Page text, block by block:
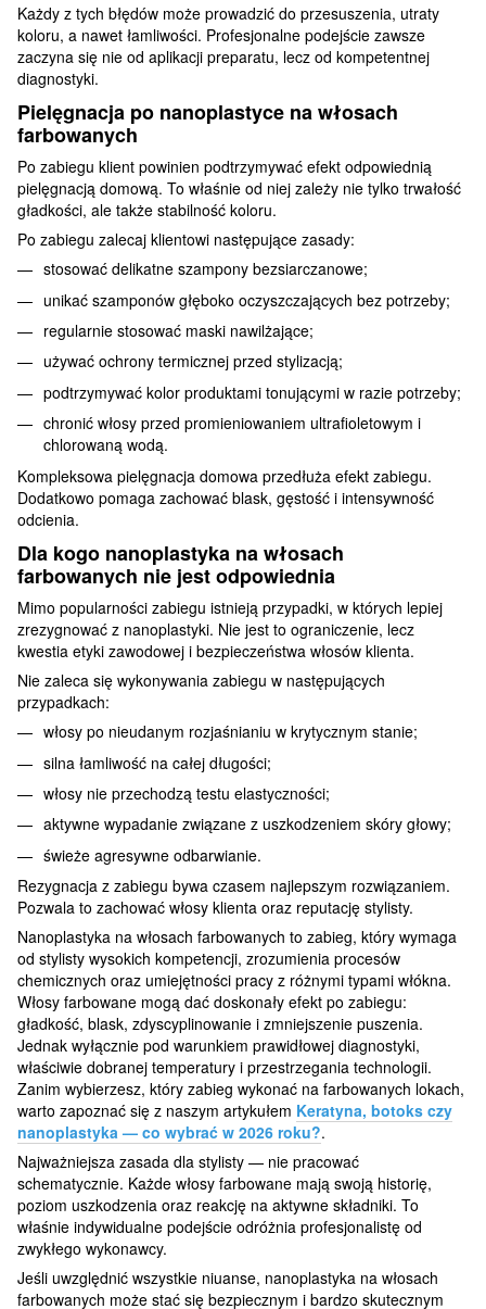
Każdy z tych błędów może prowadzić do przesuszenia, utraty
koloru, a nawet łamliwości. Profesjonalne podejście zawsze
zaczyna się nie od aplikacji preparatu, lecz od kompetentnej
diagnostyki.
Pielęgnacja po nanoplastyce na włosach
farbowanych
Po zabiegu klient powinien podtrzymywać efekt odpowiednią
pielęgnacją domową. To właśnie od niej zależy nie tylko trwałość
gładkości, ale także stabilność koloru.
Po zabiegu zalecaj klientowi następujące zasady:
stosować delikatne szampony bezsiarczanowe;
unikać szamponów głęboko oczyszczających bez potrzeby;
regularnie stosować maski nawilżające;
używać ochrony termicznej przed stylizacją;
podtrzymywać kolor produktami tonującymi w razie potrzeby;
chronić włosy przed promieniowaniem ultrafioletowym i
chlorowaną wodą.
Kompleksowa pielęgnacja domowa przedłuża efekt zabiegu.
Dodatkowo pomaga zachować blask, gęstość i intensywność
odcienia.
Dla kogo nanoplastyka na włosach
farbowanych nie jest odpowiednia
Mimo popularności zabiegu istnieją przypadki, w których lepiej
zrezygnować z nanoplastyki. Nie jest to ograniczenie, lecz
kwestia etyki zawodowej i bezpieczeństwa włosów klienta.
Nie zaleca się wykonywania zabiegu w następujących
przypadkach:
włosy po nieudanym rozjaśnianiu w krytycznym stanie;
silna łamliwość na całej długości;
włosy nie przechodzą testu elastyczności;
aktywne wypadanie związane z uszkodzeniem skóry głowy;
świeże agresywne odbarwianie.
Rezygnacja z zabiegu bywa czasem najlepszym rozwiązaniem.
Pozwala to zachować włosy klienta oraz reputację stylisty.
Nanoplastyka na włosach farbowanych to zabieg, który wymaga
od stylisty wysokich kompetencji, zrozumienia procesów
chemicznych oraz umiejętności pracy z różnymi typami włókna.
Włosy farbowane mogą dać doskonały efekt po zabiegu:
gładkość, blask, zdyscyplinowanie i zmniejszenie puszenia.
Jednak wyłącznie pod warunkiem prawidłowej diagnostyki,
właściwie dobranej temperatury i przestrzegania technologii.
Zanim wybierzesz, który zabieg wykonać na farbowanych lokach,
warto zapoznać się z naszym artykułem Keratyna, botoks czy
nanoplastyka — co wybrać w 2026 roku?.
Najważniejsza zasada dla stylisty — nie pracować
schematycznie. Każde włosy farbowane mają swoją historię,
poziom uszkodzenia oraz reakcję na aktywne składniki. To
właśnie indywidualne podejście odróżnia profesjonalistę od
zwykłego wykonawcy.
Jeśli uwzględnić wszystkie niuanse, nanoplastyka na włosach
farbowanych może stać się bezpiecznym i bardzo skutecznym